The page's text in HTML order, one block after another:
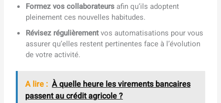
Formez vos collaborateurs afin qu’ils adoptent
pleinement ces nouvelles habitudes.
Révisez régulièrementvos automatisations pour vous
assurer qu’elles restent pertinentes face à l’évolution
de votre activité.
A lire : À quelle heure les virements bancaires
passent au crédit agricole ?